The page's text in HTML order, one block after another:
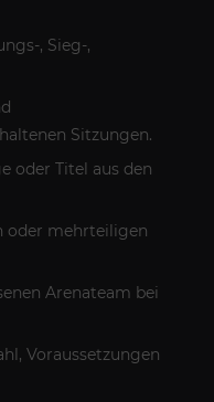
, Sieg-,
Sitzungen.
oder Titel aus den
oder mehrteiligen
Arenateam bei
Voraussetzungen